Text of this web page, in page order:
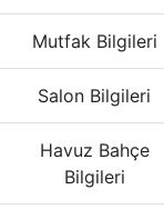
Mutfak Bilgileri
Salon Bilgileri
Havuz Bahçe
Bilgileri